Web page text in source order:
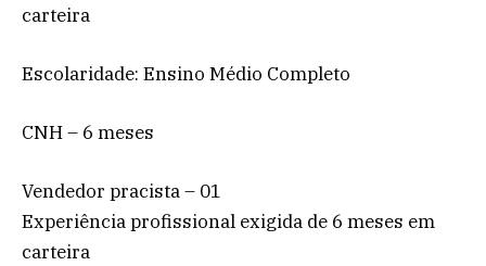
carteira
Escolaridade: Ensino Médio Completo
CNH – 6 meses
Vendedor pracista – 01
Experiência profissional exigida de 6 meses em
carteira